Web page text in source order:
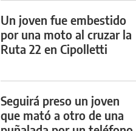
Un joven fue embestido
por una moto al cruzar la
Ruta 22 en Cipolletti
Seguirá preso un joven
que mató a otro de una